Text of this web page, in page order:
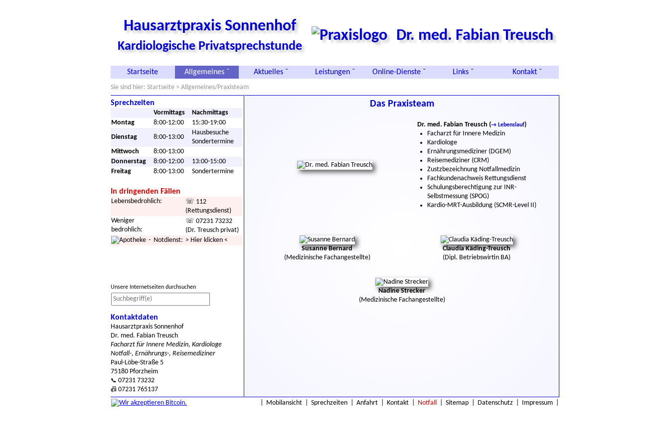
Hausarztpraxis Sonnenhof
Kardiologische Privatsprechstunde
Dr. med. Fabian Treusch
Startseite Allgemeines ˇ Aktuelles ˇ Leistungen ˇ Online-Dienste ˇ Links ˇ Kontakt ˇ
Sie sind hier: Startseite > Allgemeines/Praxisteam
Sprechzeiten
Vormittags
Nachmittags
Montag
8:00-12:00
15:30-19:00
Dienstag
8:00-13:00
Hausbesuche
Sondertermine
Mittwoch
8:00-13:00
Donnerstag
8:00-12:00
13:00-15:00
Freitag
8:00-13:00 Sondertermine
In dringenden Fällen
Lebensbedrohlich:
☏ 112
(Rettungsdienst)
Weniger
bedrohlich:
☏ 07231 73232
(Dr. Treusch privat)
- Notdienst: > Hier klicken <
Unsere Internetseiten durchsuchen
Kontaktdaten
Hausarztpraxis Sonnenhof
Dr. med. Fabian Treusch
Facharzt für Innere Medizin, Kardiologe
Notfall-, Ernährungs-, Reisemediziner
Paul-Löbe-Straße 5
75180 Pforzheim
📞 07231 73232
📠 07231 765137
Das Praxisteam
Dr. med. Fabian Treusch (→ Lebenslauf)
Facharzt für Innere Medizin
Kardiologe
Ernährungsmediziner (DGEM)
Reisemediziner (CRM)
Zustzbezeichnung Notfallmedizin
Fachkundenachweis Rettungsdienst
Schulungsberechtigung zur INR-
Selbstmessung (SPOG)
Kardio-MRT-Ausbildung (SCMR-Level II)
Susanne Bernard
(Medizinische Fachangestellte)
Claudia Käding-Treusch
(Dipl. Betriebswirtin BA)
Nadine Strecker
(Medizinische Fachangestellte)
Mobilansicht Sprechzeiten Anfahrt Kontakt Notfall Sitemap Datenschutz Impressum